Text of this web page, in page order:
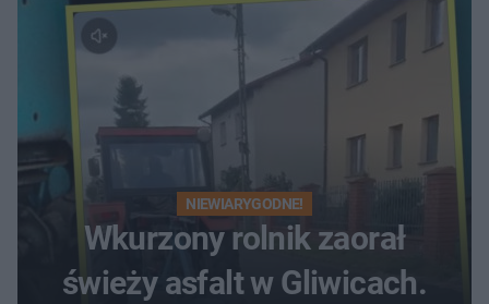
NIEWIARYGODNE!
Wkurzony rolnik zaorał
świeży asfalt w Gliwicach.